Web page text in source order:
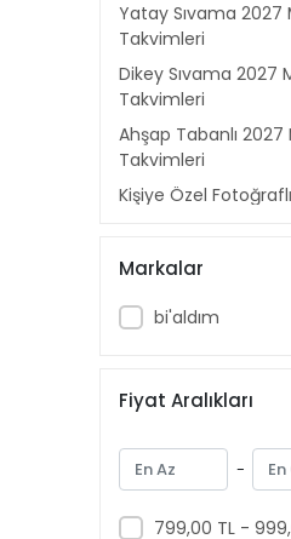
Yatay Sıvama 2027
Takvimleri
Dikey Sıvama 2027
Takvimleri
Ahşap Tabanlı 2027
Takvimleri
Kişiye Özel
Kişiye Özel Ahşap
Masa Takvimleri
Kişiye Özel Yatay
Masa Takvimleri
Sıvama 2027 Masa
Kişiye Özel Uzun
2027 Masa
Markalar
bi'aldım
Fiyat Aralıkları
-
799,00 TL -